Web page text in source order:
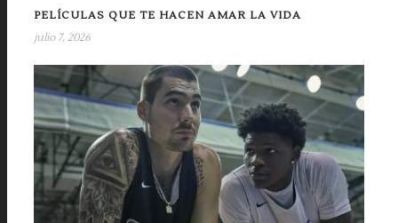
PELÍCULAS QUE TE HACEN AMAR LA VIDA
julio 7, 2026